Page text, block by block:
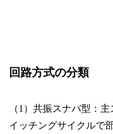
回路方式の分類
（1）共振スナバ型：
イッチングサイクルで